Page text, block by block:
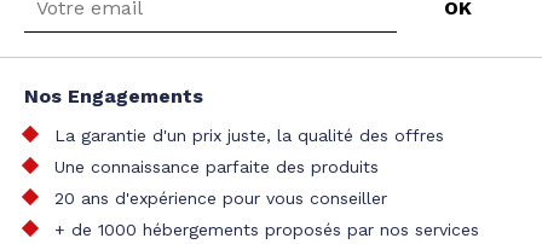
Nos Engagements
La garantie d'un prix juste, la qualité des offres
Une connaissance parfaite des produits
20 ans d'expérience pour vous conseiller
+ de 1000 hébergements proposés par nos services